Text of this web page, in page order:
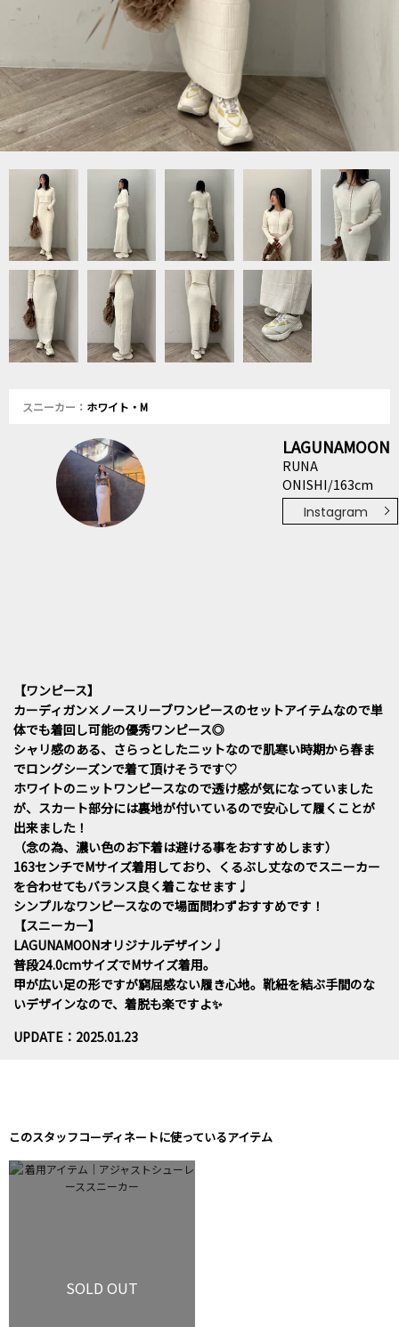
スニーカー： ホワイト・M
LAGUNAMOON
RUNA
ONISHI/163cm
Instagram
【ワンピース】
カーディガン×ノースリーブワンピースのセットアイテムなので単
体でも着回し可能の優秀ワンピース◎
シャリ感のある、さらっとしたニットなので肌寒い時期から春ま
でロングシーズンで着て頂けそうです♡
ホワイトのニットワンピースなので透け感が気になっていました
が、スカート部分には裏地が付いているので安心して履くことが
出来ました！
（念の為、濃い色のお下着は避ける事をおすすめします）
163センチでMサイズ着用しており、くるぶし丈なのでスニーカー
を合わせてもバランス良く着こなせます♩
シンプルなワンピースなので場面問わずおすすめです！
【スニーカー】
LAGUNAMOONオリジナルデザイン♩
普段24.0cmサイズでMサイズ着用。
甲が広い足の形ですが窮屈感ない履き心地。靴紐を結ぶ手間のな
いデザインなので、着脱も楽ですよ✨
UPDATE：2025.01.23
このスタッフコーディネートに使っているアイテム
SOLD OUT